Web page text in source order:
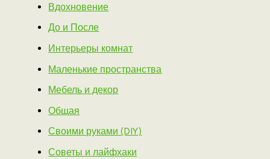
Вдохновение
До и После
Интерьеры комнат
Маленькие пространства
Мебель и декор
Общая
Своими руками (DIY)
Советы и лайфхаки